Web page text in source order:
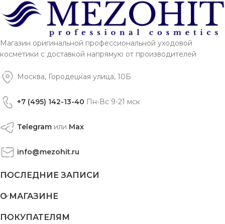
Магазин оригинальной профессиональной уходовой
косметики с доставкой напрямую от производителей
Москва, Городецкая улица, 10Б
+7 (495) 142-13-40 Пн-Вс 9-21 мск
Telegram или Max
info@mezohit.ru
ПОСЛЕДНИЕ ЗАПИСИ
О МАГАЗИНЕ
ПОКУПАТЕЛЯМ